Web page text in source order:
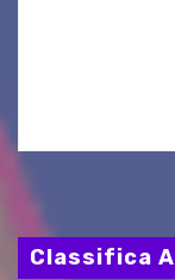
Classifica